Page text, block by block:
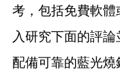
考，包括免費軟
入研究下面的評
配備可靠的藍光燒